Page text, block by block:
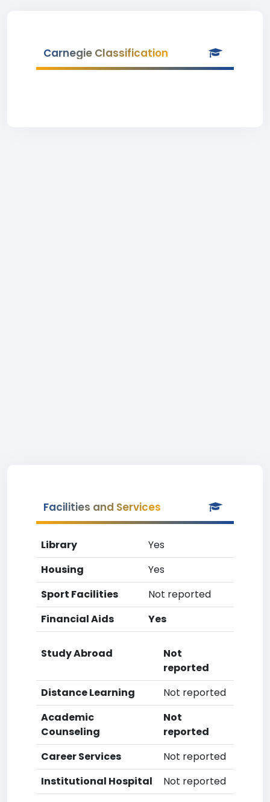
Carnegie Classification
Facilities and Services
Library
Yes
Housing
Yes
Sport Facilities
Not reported
Financial Aids
Yes
Study Abroad
Not
reported
Distance Learning
Not reported
Academic
Counseling
Not
reported
Career Services
Not reported
Institutional Hospital
Not reported